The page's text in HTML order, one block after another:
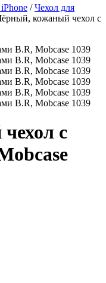
/Чехол для
кожаный чехол с
с